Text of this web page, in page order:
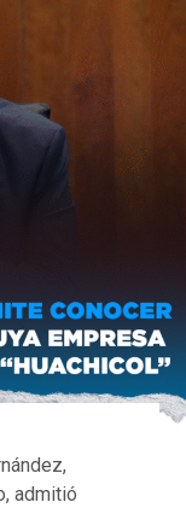
admitió